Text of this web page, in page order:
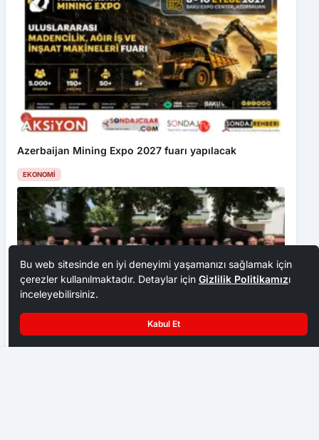
Azerbaijan Mining Expo 2027 fuarı yapılacak
EKONOMI
Ankara Ziraat Odaları; hububat alım fiyatları çiftçimizi
Bu web sitesinde en iyi deneyimi yaşamanızı sağlamak için
çerezler kullanılmaktadır. Detaylar için Gizlilik Politikamızı
inceleyebilirsiniz.
Kabul Et